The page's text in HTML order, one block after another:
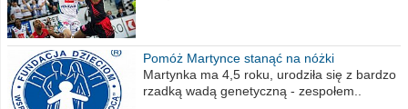
Pomóż Martynce stanąć na nóżki
Martynka ma 4,5 roku, urodziła się z bardzo
rzadką wadą genetyczną - zespołem..